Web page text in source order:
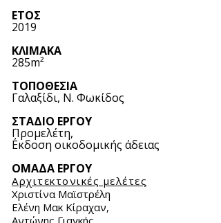
ΕΤΟΣ
2019
ΚΛΙΜΑΚΑ
285m²
ΤΟΠΟΘΕΣΙΑ
Γαλαξίδι, Ν. Φωκίδος
ΣΤΑΔΙΟ ΕΡΓΟΥ
Προμελέτη,
Ε΄κδοση οικοδομικής άδειας
ΟΜΑΔΑ ΕΡΓΟΥ
Αρχιτεκτονικές μελέτες
Xριστίνα Μαϊστρέλη
Ελένη Μακ Κίραχαν,
Αντώνης Γιαγκής